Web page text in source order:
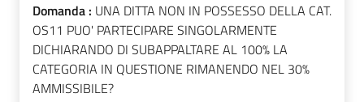
Domanda : UNA DITTA NON IN POSSESSO DELLA CAT.
OS11 PUO' PARTECIPARE SINGOLARMENTE
DICHIARANDO DI SUBAPPALTARE AL 100% LA
CATEGORIA IN QUESTIONE RIMANENDO NEL 30%
AMMISSIBILE?